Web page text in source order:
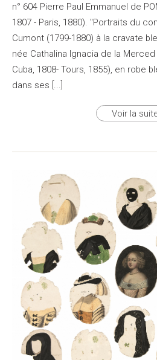
n° 604 Pierre Paul Emmanuel de
1807 - Paris, 1880). "Portraits du
Cumont (1799-1880) à la cravate
née Cathalina Ignacia de la
Cuba, 1808- Tours, 1855), en robe
dans ses [...]
Voir la